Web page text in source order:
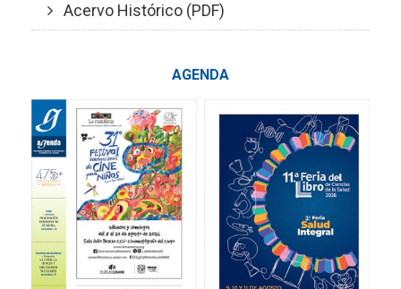
Acervo Histórico (PDF)
AGENDA